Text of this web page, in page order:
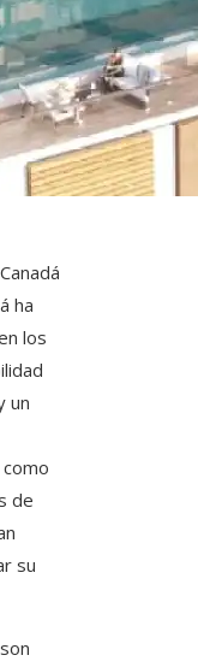
ha
los
un
de
su